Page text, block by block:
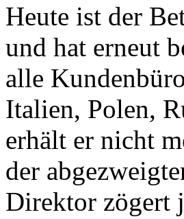
Heute ist der
und hat erneut
alle
Italien, Polen,
erhält er nicht
der
Direktor zögert